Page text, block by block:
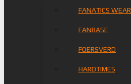
FANATICS WEAR
FANBASE
FOERSVERD
HARDTIMES